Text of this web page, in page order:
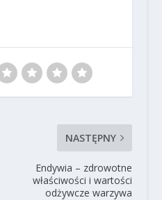
NASTĘPNY
Endywia – zdrowotne
właściwości i wartości
odżywcze warzywa